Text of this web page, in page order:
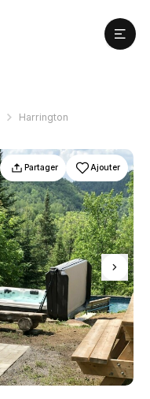
Harrington
Partager Ajouter